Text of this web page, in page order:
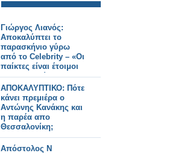
Γιώργος Λιανός:
Αποκαλύπτει το
παρασκήνιο γύρω
από το Celebrity – «Οι
παίκτες είναι έτοιμοι
προς αναχώρηση»
ΑΠΟΚΑΛΥΠΤΙΚΟ: Πότε
κάνει πρεμιέρα ο
Αντώνης Κανάκης και
η παρέα απο
Θεσσαλονίκη;
Απόστολος Ν